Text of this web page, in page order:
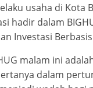
usaha di Kota
hadir dalam
Investasi
malam ini
dalam